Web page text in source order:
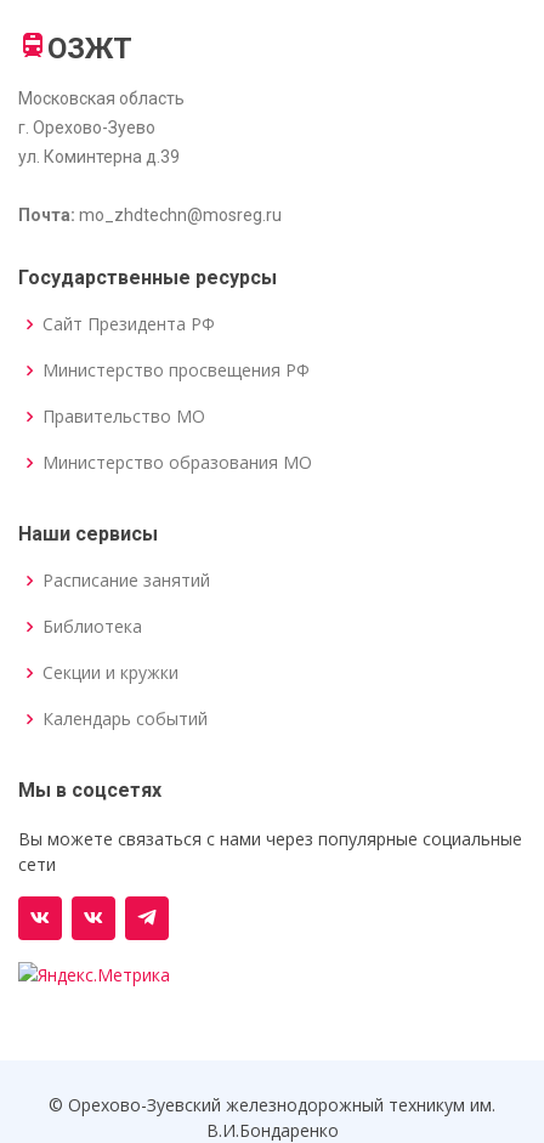
ОЗЖТ
Московская область
г. Орехово-Зуево
ул. Коминтерна д.39
Почта: mo_zhdtechn@mosreg.ru
Государственные ресурсы
Сайт Президента РФ
Министерство просвещения РФ
Правительство МО
Министерство образования МО
Наши сервисы
Расписание занятий
Библиотека
Секции и кружки
Календарь событий
Мы в соцсетях
Вы можете связаться с нами через популярные социальные
сети
© Орехово-Зуевский железнодорожный техникум им.
В.И.Бондаренко